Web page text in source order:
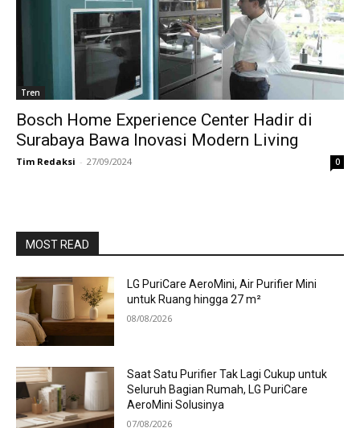
Tren
Bosch Home Experience Center Hadir di
Surabaya Bawa Inovasi Modern Living
Tim Redaksi - 27/09/2024 0
MOST READ
LG PuriCare AeroMini, Air Purifier Mini
untuk Ruang hingga 27 m²
08/08/2026
Saat Satu Purifier Tak Lagi Cukup untuk
Seluruh Bagian Rumah, LG PuriCare
AeroMini Solusinya
07/08/2026